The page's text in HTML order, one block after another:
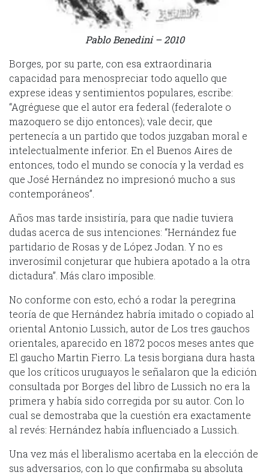
Pablo Benedini – 2010
Borges, por su parte, con esa extraordinaria
capacidad para menospreciar todo aquello que
exprese ideas y sentimientos populares, escribe:
“Agréguese que el autor era federal (federalote o
mazoquero se dijo entonces); vale decir, que
pertenecía a un partido que todos juzgaban moral e
intelectualmente inferior. En el Buenos Aires de
entonces, todo el mundo se conocía y la verdad es
que José Hernández no impresionó mucho a sus
contemporáneos”.
Años mas tarde insistiría, para que nadie tuviera
dudas acerca de sus intenciones: “Hernández fue
partidario de Rosas y de López Jodan. Y no es
inverosímil conjeturar que hubiera apotado a la otra
dictadura”. Más claro imposible.
No conforme con esto, echó a rodar la peregrina
teoría de que Hernández habría imitado o copiado al
oriental Antonio Lussich, autor de Los tres gauchos
orientales, aparecido en 1872 pocos meses antes que
El gaucho Martin Fierro. La tesis borgiana dura hasta
que los críticos uruguayos le señalaron que la edición
consultada por Borges del libro de Lussich no era la
primera y había sido corregida por su autor. Con lo
cual se demostraba que la cuestión era exactamente
al revés: Hernández había influenciado a Lussich.
Una vez más el liberalismo acertaba en la elección de
sus adversarios, con lo que confirmaba su absoluta